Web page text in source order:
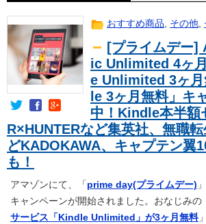
おすすめ商品, その他,
[プライムデー]
ic Unlimited 4ヶ
e Unlimited 3ヶ
le 3ヶ月無料」キ
中！Kindle本半額
R×HUNTERなど集英社、無職
どKADOKAWA、キャプテン翼
も！
アマゾンにて、「 prime day(プライムデー)
キャンペーンが開始されました。おなじみの
サービス「Kindle Unlimited」が3ヶ月無料